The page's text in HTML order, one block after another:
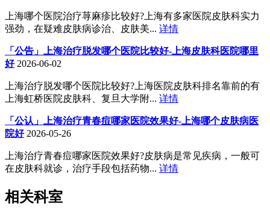
上海哪个医院治疗荨麻疹比较好?上海有多家医院皮肤科实力
强劲，在疑难皮肤病诊治、皮肤美... 详情
「公告」上海治疗脱发哪个医院比较好-上海皮肤科医院哪里
好 2026-06-02
上海治疗脱发哪个医院比较好?上海医院皮肤科排名靠前的有
上海虹桥医院皮肤科、复旦大学附... 详情
「公认」上海治疗青春痘哪家医院效果好-上海哪个皮肤病医
院好 2026-05-26
上海治疗青春痘哪家医院效果好?皮肤病是常见疾病，一般可
在皮肤科就诊，治疗手段包括药物... 详情
相关科室